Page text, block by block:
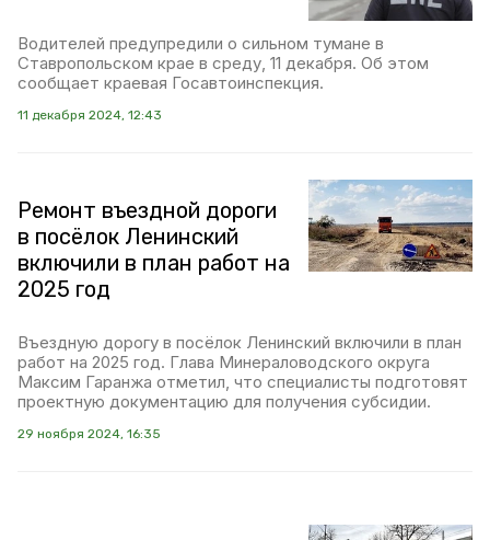
Водителей предупредили о сильном тумане в
Ставропольском крае в среду, 11 декабря. Об этом
сообщает краевая Госавтоинспекция.
11 декабря 2024, 12:43
Ремонт въездной дороги
в посёлок Ленинский
включили в план работ на
2025 год
Въездную дорогу в посёлок Ленинский включили в план
работ на 2025 год. Глава Минераловодского округа
Максим Гаранжа отметил, что специалисты подготовят
проектную документацию для получения субсидии.
29 ноября 2024, 16:35